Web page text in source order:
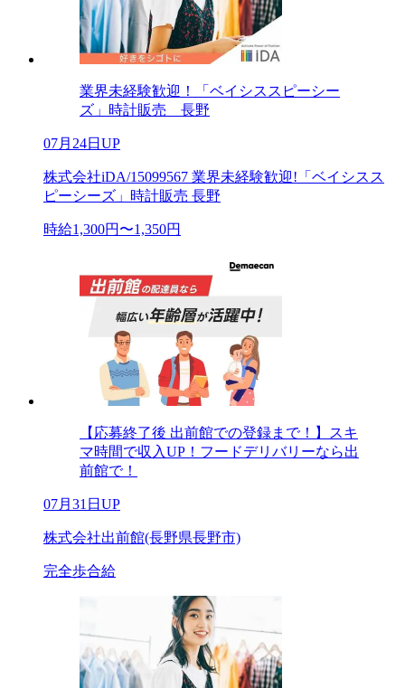
業界未経験歓迎！「ベイシススピーシー
ズ」時計販売 長野
07月24日UP
株式会社iDA/15099567 業界未経験歓迎!「ベイシスス
ピーシーズ」時計販売 長野
時給1,300円〜1,350円
【応募終了後 出前館での登録まで！】スキ
マ時間で収入UP！フードデリバリーなら出
前館で！
07月31日UP
株式会社出前館(長野県長野市)
完全歩合給